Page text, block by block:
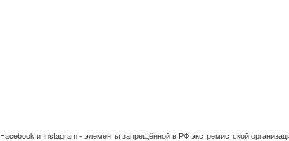
Facebook и Instagram - элементы запрещённой в РФ экстремистской